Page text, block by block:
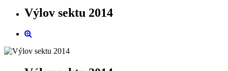
Výlov sektu 2014